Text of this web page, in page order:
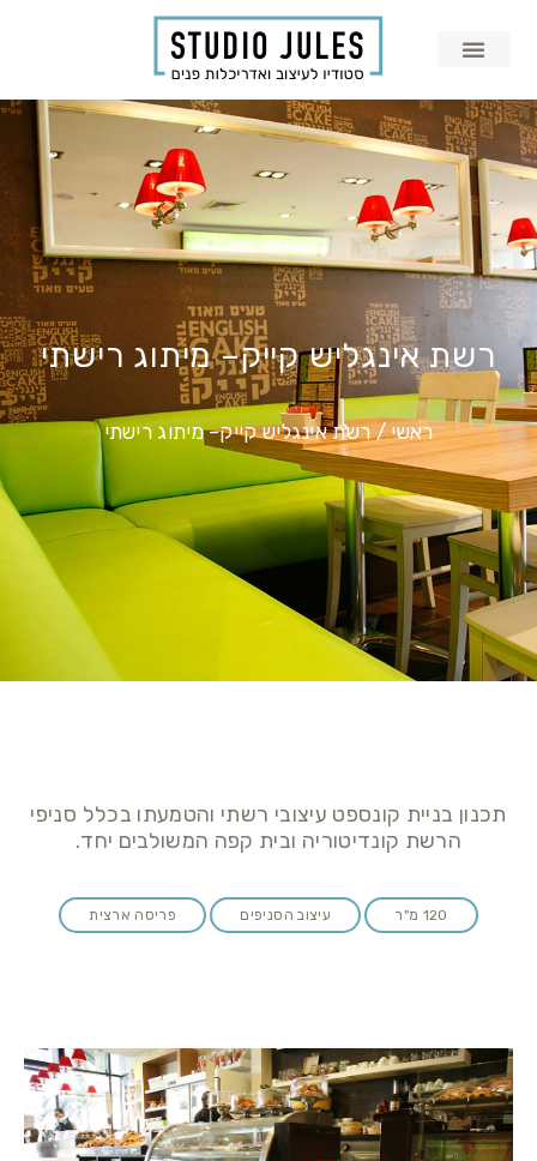
רשת אינגליש קייק– מיתוג רישתי
ראשי/רשת אינגליש קייק– מיתוג רישתי
תכנון בניית קונספט עיצובי רשתי והטמעתו בכלל סניפי
הרשת קונדיטוריה ובית קפה המשולבים יחד.
120 מ"ר עיצוב הסניפים פריסה ארצית